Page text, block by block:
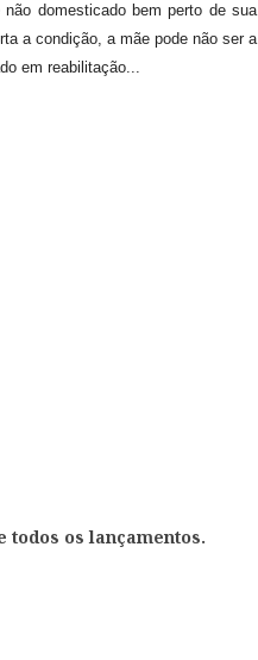
domesticado bem perto de sua
a condição, a mãe pode não ser a
em reabilitação...
todos os lançamentos.